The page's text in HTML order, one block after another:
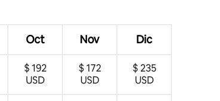
Oct Nov Dic
$ 192
USD
$ 172
USD
$ 235
USD